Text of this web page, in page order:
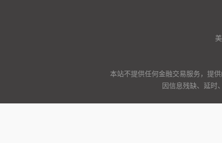
本站不提供任何金融交易服务，提
因信息残缺、延时